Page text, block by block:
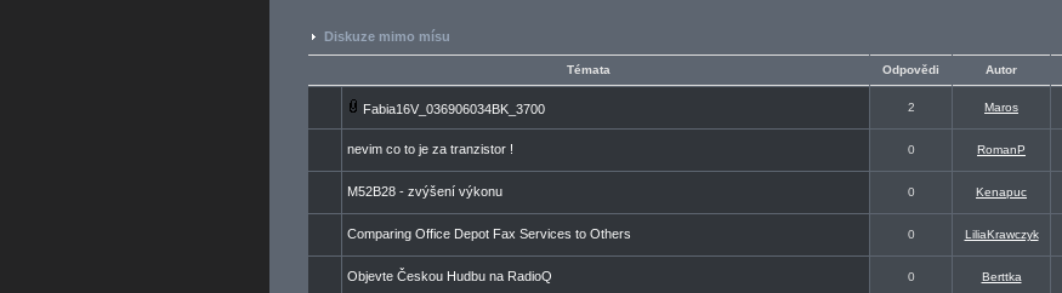
Diskuze mimo mísu
Témata Odpovědi Autor
Fabia16V_036906034BK_3700 2 Maros
nevim co to je za tranzistor ! 0 RomanP
M52B28 - zvýšení výkonu 0 Kenapuc
Comparing Office Depot Fax Services to Others 0 LiliaKrawczyk
Objevte Českou Hudbu na RadioQ 0 Berttka